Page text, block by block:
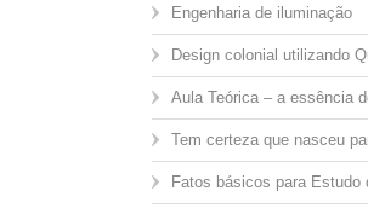
Engenharia de iluminação
Design colonial utilizando
Aula Teórica – a essência
Tem certeza que nasceu
Fatos básicos para Estudo